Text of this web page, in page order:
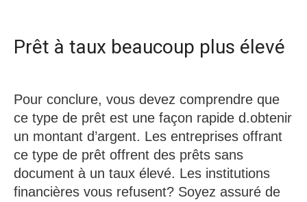
Prêt à taux beaucoup plus élevé
Pour conclure, vous devez comprendre que
ce type de prêt est une façon rapide d.obtenir
un montant d’argent. Les entreprises offrant
ce type de prêt offrent des prêts sans
document à un taux élevé. Les institutions
financières vous refusent? Soyez assuré de